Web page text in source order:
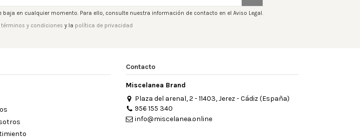
baja en cualquier momento. Para ello, consulte nuestra información de contacto en el Aviso Legal.
términos y condiciones y la política de privacidad
Contacto
Miscelanea Brand
Plaza del arenal, 2 - 11403, Jerez - Cádiz (España)
956 155 340
info@miscelanea.online